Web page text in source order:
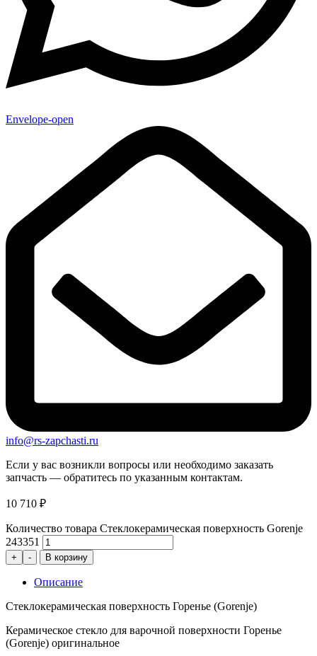
Envelope-open
info@rs-zapchasti.ru
Если у вас возникли вопросы или необходимо заказать
запчасть — обратитесь по указанным контактам.
10 710 ₽
Количество товара Стеклокерамическая поверхность Gorenje
243351
+ - В корзину
Описание
Стеклокерамическая поверхность Горенье (Gorenje)
Керамическое стекло для варочной поверхности Горенье
(Gorenje) оригинальное